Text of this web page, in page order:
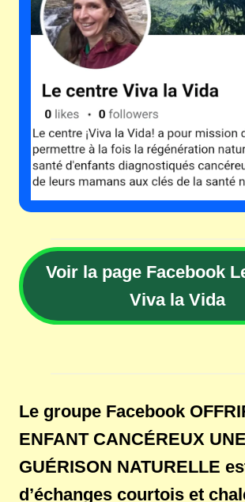
Voir la page Facebook
Viva la Vida
Le groupe Facebook
ENFANT CANCÉREUX UNE
GUÉRISON NATURELLE
d’échanges courtois et